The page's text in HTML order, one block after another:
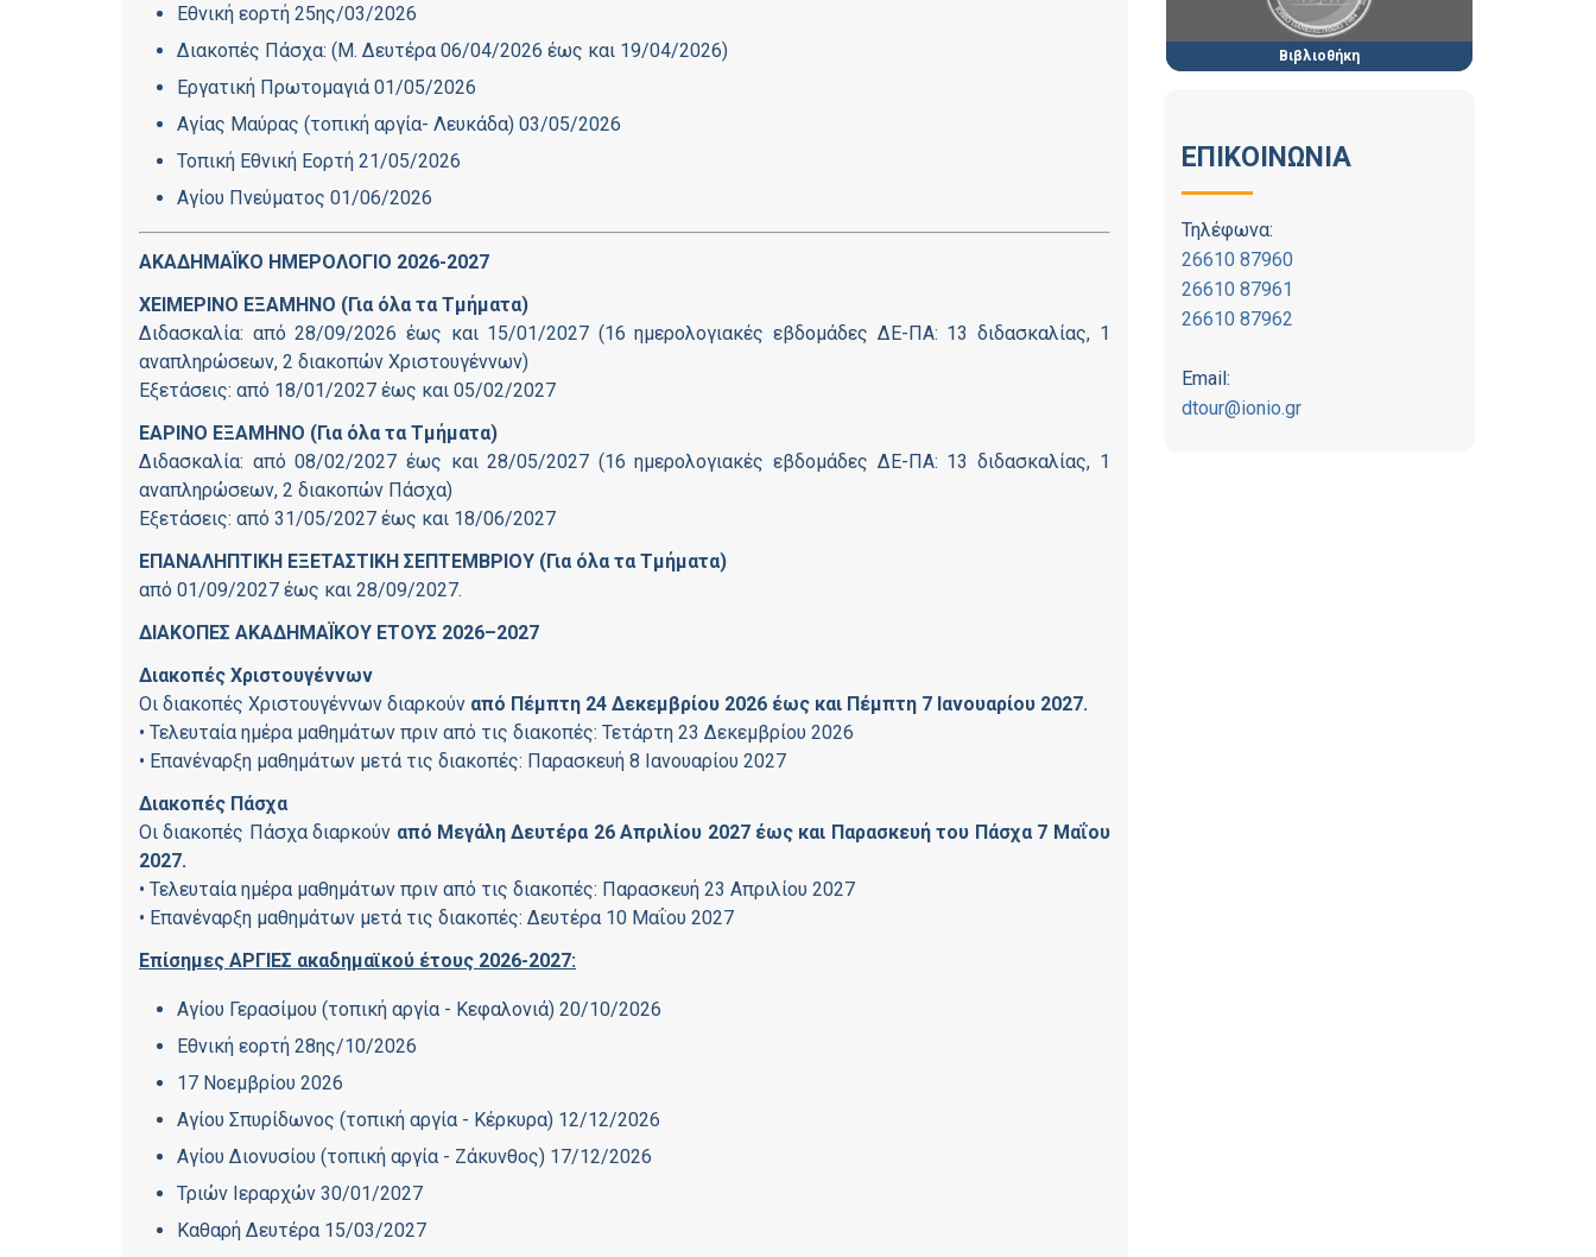
Εθνική εορτή 25ης/03/2026
Διακοπές Πάσχα: (Μ. Δευτέρα 06/04/2026 έως και 19/04/2026)
Εργατική Πρωτομαγιά 01/05/2026
Αγίας Μαύρας (τοπική αργία- Λευκάδα) 03/05/2026
Τοπική Εθνική Εορτή 21/05/2026
Αγίου Πνεύματος 01/06/2026
ΑΚΑΔΗΜΑΪΚΟ ΗΜΕΡΟΛΟΓΙΟ 2026-2027
ΧΕΙΜΕΡΙΝΟ ΕΞΑΜΗΝΟ (Για όλα τα Τμήματα)
Διδασκαλία: από 28/09/2026 έως και 15/01/2027 (16 ημερολογιακές εβδομάδες ΔΕ-ΠΑ: 13 διδασκαλίας, 1
αναπληρώσεων, 2 διακοπών Χριστουγέννων)
Εξετάσεις: από 18/01/2027 έως και 05/02/2027
ΕΑΡΙΝΟ ΕΞΑΜΗΝΟ (Για όλα τα Τμήματα)
Διδασκαλία: από 08/02/2027 έως και 28/05/2027 (16 ημερολογιακές εβδομάδες ΔΕ-ΠΑ: 13 διδασκαλίας, 1
αναπληρώσεων, 2 διακοπών Πάσχα)
Εξετάσεις: από 31/05/2027 έως και 18/06/2027
ΕΠΑΝΑΛΗΠΤΙΚΗ ΕΞΕΤΑΣΤΙΚΗ ΣΕΠΤΕΜΒΡΙΟΥ (Για όλα τα Τμήματα)
από 01/09/2027 έως και 28/09/2027.
ΔΙΑΚΟΠΕΣ ΑΚΑΔΗΜΑΪΚΟΥ ΕΤΟΥΣ 2026–2027
Διακοπές Χριστουγέννων
Οι διακοπές Χριστουγέννων διαρκούν από Πέμπτη 24 Δεκεμβρίου 2026 έως και Πέμπτη 7 Ιανουαρίου 2027.
• Τελευταία ημέρα μαθημάτων πριν από τις διακοπές: Τετάρτη 23 Δεκεμβρίου 2026
• Επανέναρξη μαθημάτων μετά τις διακοπές: Παρασκευή 8 Ιανουαρίου 2027
Διακοπές Πάσχα
Οι διακοπές Πάσχα διαρκούν από Μεγάλη Δευτέρα 26 Απριλίου 2027 έως και Παρασκευή του Πάσχα 7 Μαΐου
2027.
• Τελευταία ημέρα μαθημάτων πριν από τις διακοπές: Παρασκευή 23 Απριλίου 2027
• Επανέναρξη μαθημάτων μετά τις διακοπές: Δευτέρα 10 Μαΐου 2027
Επίσημες ΑΡΓΙΕΣ ακαδημαϊκού έτους 2026-2027:
Αγίου Γερασίμου (τοπική αργία - Κεφαλονιά) 20/10/2026
Εθνική εορτή 28ης/10/2026
17 Νοεμβρίου 2026
Αγίου Σπυρίδωνος (τοπική αργία - Κέρκυρα) 12/12/2026
Αγίου Διονυσίου (τοπική αργία - Ζάκυνθος) 17/12/2026
Τριών Ιεραρχών 30/01/2027
Καθαρή Δευτέρα 15/03/2027
Βιβλιοθήκη
ΕΠΙΚΟΙΝΩΝΙΑ
Τηλέφωνα:
26610 87960
26610 87961
26610 87962
Email:
dtour@ionio.gr